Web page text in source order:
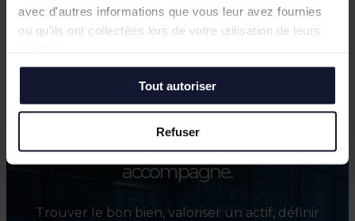
avec d'autres informations que vous leur avez fournies
ou qu'ils ont collectées lors de votre utilisation de leurs
Tout autoriser
Refuser
Besoin d’un point de départ ?On vous
accompagne.
Trouver le bon bien, valoriser un actif, définir